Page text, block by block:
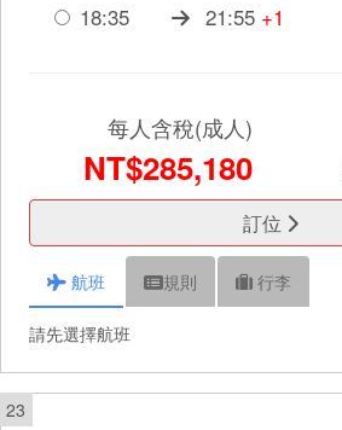
18:35
21:55 +1
每人含稅(成人)
NT$285,180
訂位
航班 規則 行李
請先選擇航班
23